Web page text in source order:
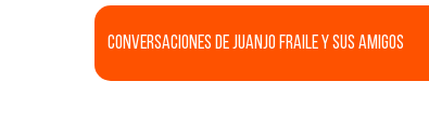
Conversaciones de Juanjo Fraile y sus amigos